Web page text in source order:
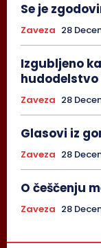
Se je
Zaveza 28
Izgubljeno
Zaveza 28
Glasovi iz
Zaveza 28
O češčenju
Zaveza 28